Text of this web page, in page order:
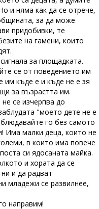
и няма как да се отрече,
за да може
придобивки, те
на гамени, които
за площадката.
се от поведението им
им къде е и къде не е зя
за възрастта им.
се изчерпва до
"моето дете не е
го без самото
Има малки деца, които не
в които има повече
си ядосаната майка.
и хората да се
и да радват
младежи се развилнее,
направим!